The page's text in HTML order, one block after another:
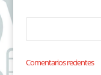
Comentarios recientes